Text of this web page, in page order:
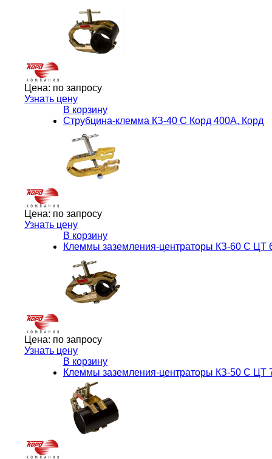
Цена: по запросу
Узнать цену
В корзину
Струбцина-клемма КЗ-40 С Корд 400А, Корд
Цена: по запросу
Узнать цену
В корзину
Клеммы заземления-центраторы КЗ-60 С ЦТ
Цена: по запросу
Узнать цену
В корзину
Клеммы заземления-центраторы КЗ-50 С ЦТ